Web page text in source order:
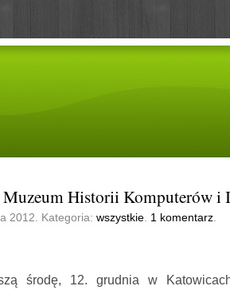
Muzeum Historii Komputerów i
2012. Kategoria: wszystkie. 1 komentarz.
środę, 12. grudnia w